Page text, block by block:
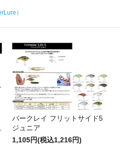
）
バークレイ フリットサイド5
ジュニア
1,105円(税込1,216円)